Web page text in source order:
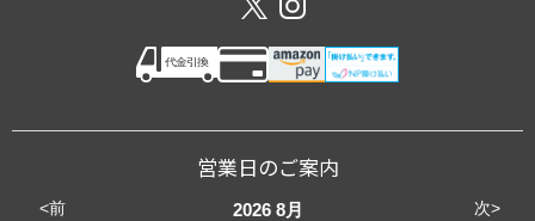
営業日のご案内
<前 次>
2026 8月